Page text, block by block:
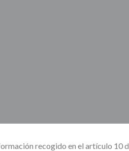
recogido en el artículo 10